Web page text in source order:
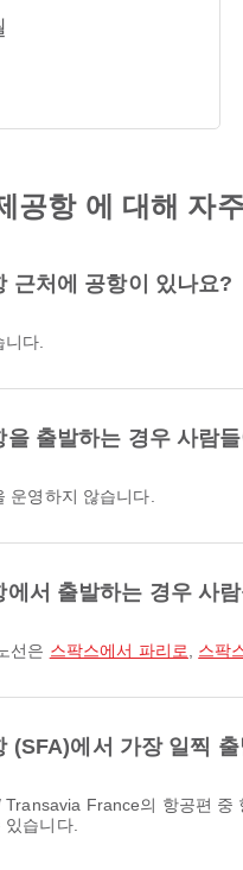
공항 에 대해 자
근처에 공항이 있나요?
니다.
을 출발하는 경우 사람
운영하지 않습니다.
에서 출발하는 경우 사
선은 스팍스에서 파리로 스팍
(SFA)에서 가장 일찍
습니다.